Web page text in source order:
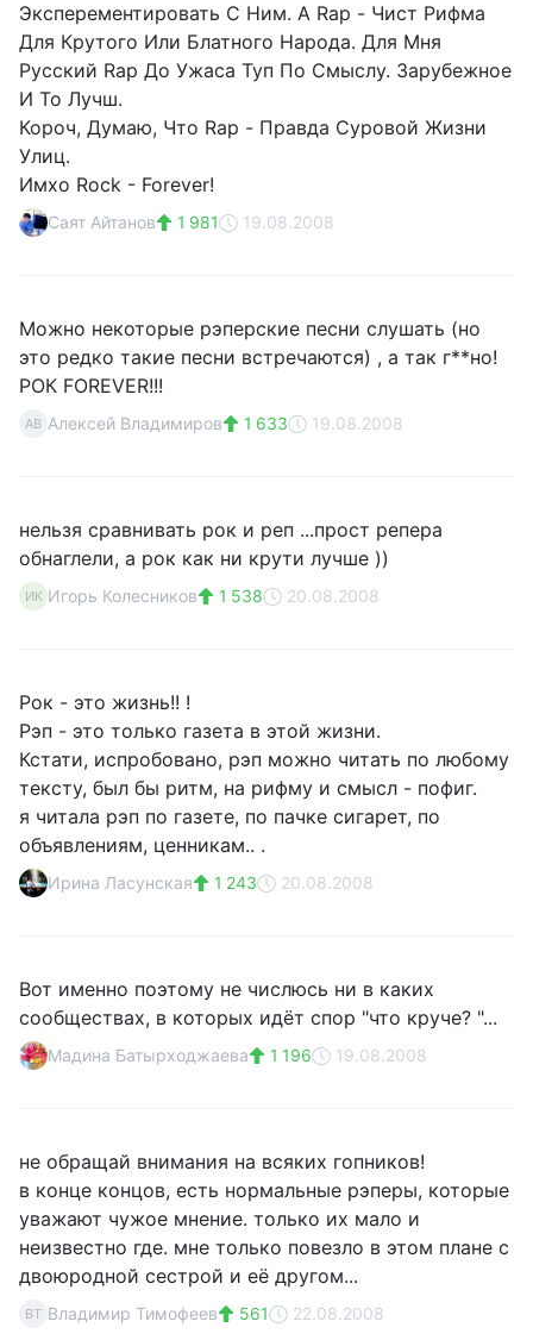
Эксперементировать С Ним. А Rap - Чист Рифма
Для Крутого Или Блатного Народа. Для Мня
Русский Rap До Ужаса Туп По Смыслу. Зарубежное
И То Лучш.
Короч, Думаю, Что Rap - Правда Суровой Жизни
Улиц.
Имхо Rock - Forever!
Саят Айтанов 1 981 19.08.2008
Можно некоторые рэперские песни слушать (но
это редко такие песни встречаются) , а так г**но!
РОК FOREVER!!!
АВ Алексей Владимиров 1 633 19.08.2008
нельзя сравнивать рок и реп ...прост репера
обнаглели, а рок как ни крути лучше ))
ИК Игорь Колесников 1 538 20.08.2008
Рок - это жизнь!! !
Рэп - это только газета в этой жизни.
Кстати, испробовано, рэп можно читать по любому
тексту, был бы ритм, на рифму и смысл - пофиг.
я читала рэп по газете, по пачке сигарет, по
объявлениям, ценникам.. .
Ирина Ласунская 1 243 20.08.2008
Вот именно поэтому не числюсь ни в каких
сообществах, в которых идёт спор "что круче? "...
Мадина Батырходжаева 1 196 19.08.2008
не обращай внимания на всяких гопников!
в конце концов, есть нормальные рэперы, которые
уважают чужое мнение. только их мало и
неизвестно где. мне только повезло в этом плане с
двоюродной сестрой и её другом...
ВТ Владимир Тимофеев 561 22.08.2008